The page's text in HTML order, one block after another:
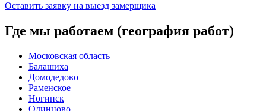
Оставить заявку на выезд замерщика
Где мы работаем (география работ)
Московская область
Балашиха
Домодедово
Раменское
Ногинск
Одинцово